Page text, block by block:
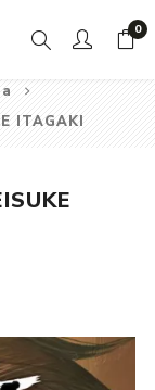
0
ITAGAKI